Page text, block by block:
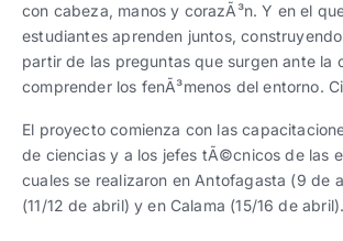
con cabeza, manos y corazÃ³n. Y en el
estudiantes aprenden juntos,
partir de las preguntas que surgen ante la
comprender los fenÃ³menos del entorno.
El proyecto comienza con las
de ciencias y a los jefes tÃ©cnicos de las
cuales se realizaron en Antofagasta (9 de
(11/12 de abril) y en Calama (15/16 de abril).